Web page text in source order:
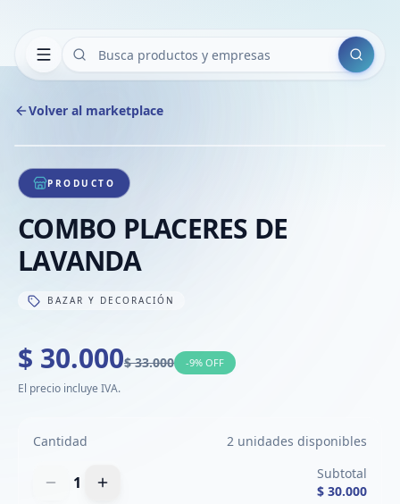
Buscar
Volver al marketplace
1/1
PRODUCTO
COMBO PLACERES DE
LAVANDA
BAZAR Y DECORACIÓN
$ 30.000$ 33.000 -9% OFF
El precio incluye IVA.
Cantidad 2 unidades disponibles
1
Subtotal
$ 30.000